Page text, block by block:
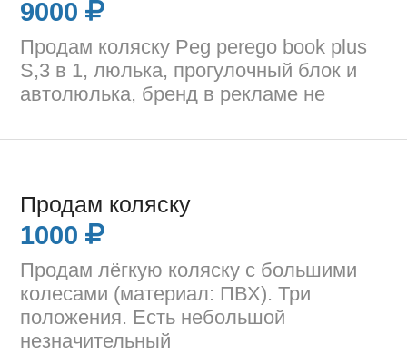
9000
Продам коляску Peg perego book plus
S,3 в 1, люлька, прогулочный блок и
автолюлька, бренд в рекламе не
Продам коляску
1000
Продам лёгкую коляску с большими
колесами (материал: ПВХ). Три
положения. Есть небольшой
незначительный